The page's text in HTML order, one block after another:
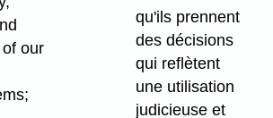
our
qu'ils prennent
des décisions
qui reflètent
une utilisation
judicieuse et